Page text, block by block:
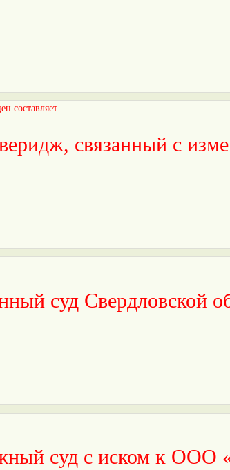
связанный с
суд Свердловской
суд с иском к ООО